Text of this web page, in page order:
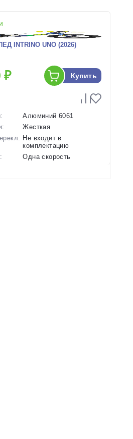
INTRINO UNO (2026)
₽ Купить
Алюминий 6061
Жесткая
Не входит в
комплектацию
Одна скорость